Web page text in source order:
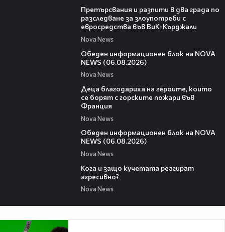
Претърсвания и разпити в два града по
разследване за злоупотреби с
евросредства във ВиК-Кърджали
Nova News
Обеден информационен блок на NOVA
NEWS (06.08.2026)
Nova News
Деца благодариха на героите, които
се борят с горските пожари във
Франция
Nova News
Обеден информационен блок на NOVA
NEWS (06.08.2026)
Nova News
Кога и защо кучетата реагират
агресивно?
Nova News